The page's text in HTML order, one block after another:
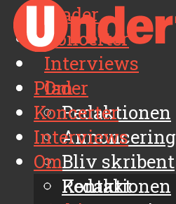
Plader
Koncerter
Interviews
Om
Redaktionen
Annoncering
Bliv skribent
Kontakt
Plader
Koncerter
Interviews
Om
Redaktionen